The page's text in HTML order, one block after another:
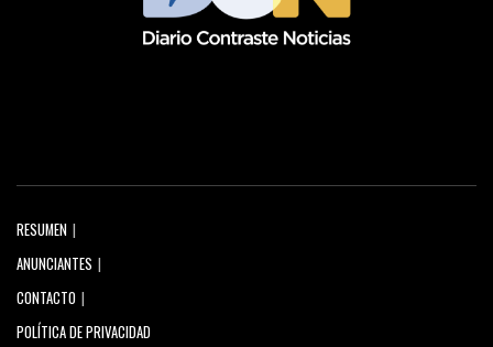
RESUMEN
ANUNCIANTES
CONTACTO
POLÍTICA DE PRIVACIDAD